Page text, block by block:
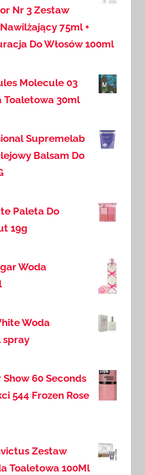
Nr 3 Zestaw
75ml +
Do Włosów 100ml
Molecule 03
Toaletowa 30ml
Supremelab
Balsam Do
Paleta Do
19g
Woda
Woda
spray
60 Seconds
544 Frozen Rose
Zestaw
Toaletowa 100Ml